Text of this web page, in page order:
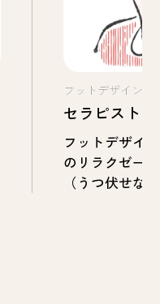
フットデザイン
セラピスト(
フットデザイ
のリラクゼー
（うつ伏せな